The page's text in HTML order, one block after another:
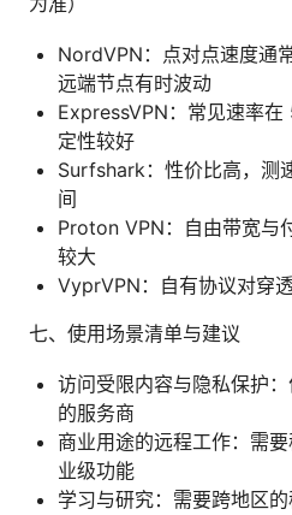
NordVPN：点对点速度通
远端节点有时波动
ExpressVPN：常见速率
定性较好
Surfshark：性价比高，
间
Proton VPN：自由带宽与
较大
VyprVPN：自有协议对穿
七、使用场景清单与建议
访问受限内容与隐私保护
的服务商
商业用途的远程工作：需
业级功能
学习与研究：需要跨地区